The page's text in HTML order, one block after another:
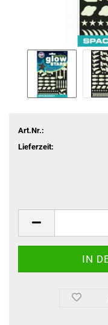
Art.Nr.:
Lieferzeit: